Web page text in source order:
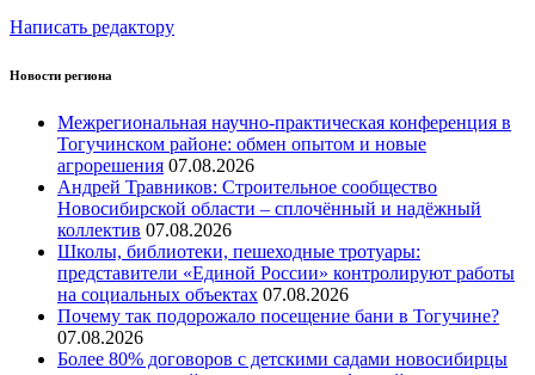
Написать редактору
Новости региона
Межрегиональная научно‑практическая конференция в
Тогучинском районе: обмен опытом и новые
агрорешения 07.08.2026
Андрей Травников: Строительное сообщество
Новосибирской области – сплочённый и надёжный
коллектив 07.08.2026
Школы, библиотеки, пешеходные тротуары:
представители «Единой России» контролируют работы
на социальных объектах 07.08.2026
Почему так подорожало посещение бани в Тогучине?
07.08.2026
Более 80% договоров с детскими садами новосибирцы